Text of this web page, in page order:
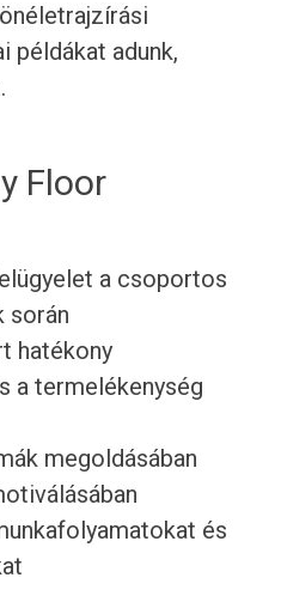
példákat adunk,
Floor
a csoportos
során
hatékony
a termelékenység
megoldásában
és